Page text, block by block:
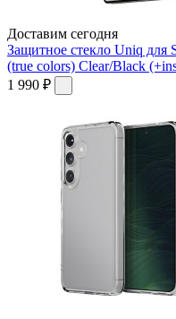
Доставим сегодня
Защитное стекло Uniq для
(true colors) Clear/Black
1 990 ₽